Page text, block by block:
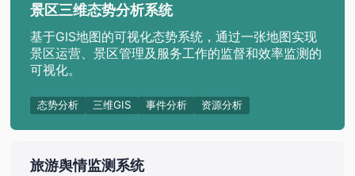
景区三维态势分析系统
基于GIS地图的可视化态势系统，通过一张地图实现
景区运营、景区管理及服务工作的监督和效率监测的
可视化。
态势分析 三维GIS 事件分析 资源分析
旅游舆情监测系统